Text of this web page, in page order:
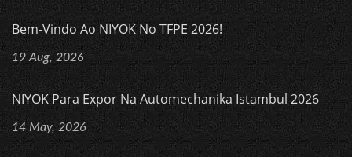
Bem-Vindo Ao NIYOK No TFPE 2026!
19 Aug, 2026
NIYOK Para Expor Na Automechanika Istambul 2026
14 May, 2026